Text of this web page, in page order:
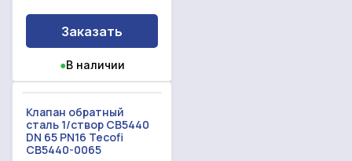
Заказать
●В наличии
Клапан обратный
сталь 1/створ CB5440
DN 65 PN16 Tecofi
CB5440-0065